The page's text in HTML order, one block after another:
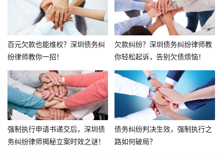
百元欠款也能维权？深圳债务纠
纷律师教你一招！
欠款纠纷？深圳债务纠纷律师教
你轻松起诉，告别欠债烦恼！
强制执行申请书递交后，深圳债
务纠纷律师揭秘立案时效之谜！
债务纠纷判决生效，强制执行之
路如何破局？